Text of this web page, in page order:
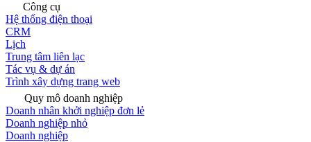
Công cụ
Hệ thống điện thoại
CRM
Lịch
Trung tâm liên lạc
Tác vụ & dự án
Trình xây dựng trang web
Quy mô doanh nghiệp
Doanh nhân khởi nghiệp đơn lẻ
Doanh nghiệp nhỏ
Doanh nghiệp